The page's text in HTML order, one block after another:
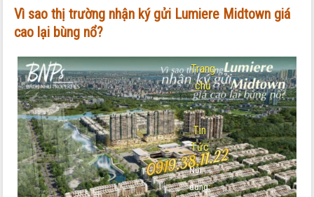
Trang
chủ
-
Tin
Tức
Nội
dung:
Vì sao thị trường nhận ký gửi Lumiere Midtown giá
cao lại bùng nổ?